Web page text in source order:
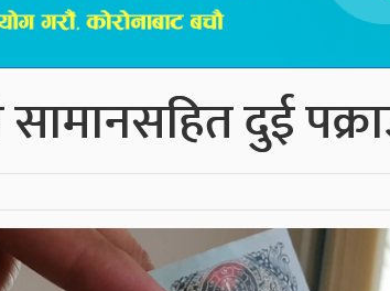
दुई